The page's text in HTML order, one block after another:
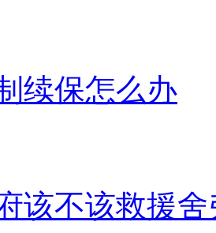
续保怎么办
该不该救援舍